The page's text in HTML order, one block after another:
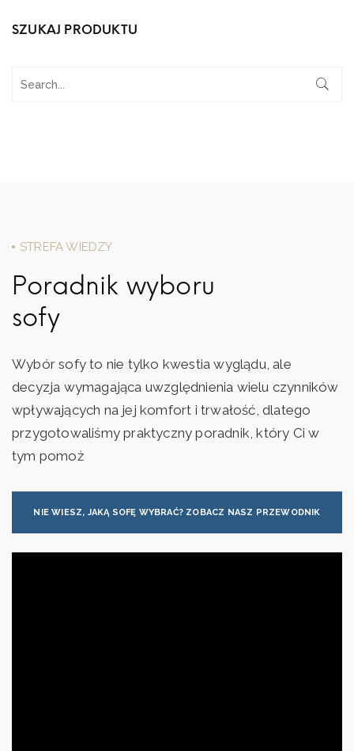
SZUKAJ PRODUKTU
STREFA WIEDZY
Poradnik wyboru
sofy
Wybór sofy to nie tylko kwestia wyglądu, ale
decyzja wymagająca uwzględnienia wielu czynników
wpływających na jej komfort i trwałość, dlatego
przygotowaliśmy praktyczny poradnik, który Ci w
tym pomoż
NIE WIESZ, JAKĄ SOFĘ WYBRAĆ? ZOBACZ NASZ PRZEWODNIK